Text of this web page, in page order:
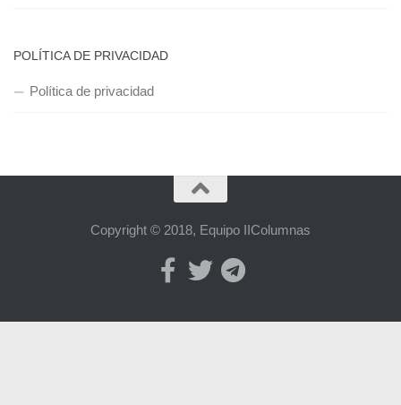
POLÍTICA DE PRIVACIDAD
Política de privacidad
Copyright © 2018, Equipo IIColumnas